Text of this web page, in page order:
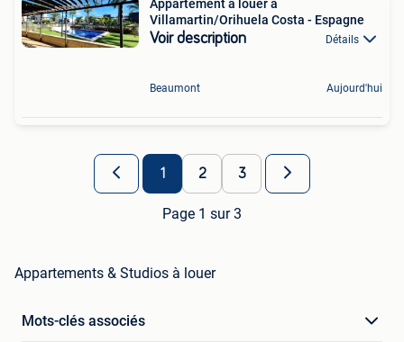
Appartement à louer à
Villamartin/Orihuela Costa - Espagne
Voir description Détails
Beaumont Aujourd'hui
1 2 3
Page 1 sur 3
Appartements & Studios à louer
Mots-clés associés